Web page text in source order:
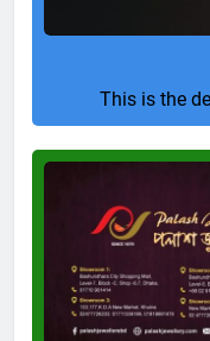
This is the